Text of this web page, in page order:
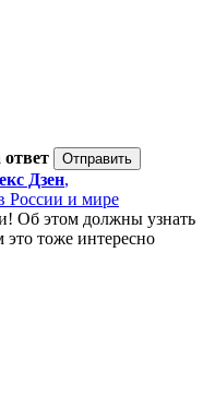
ответ
Дзен,
России и мире
Об этом должны узнать
тоже интересно